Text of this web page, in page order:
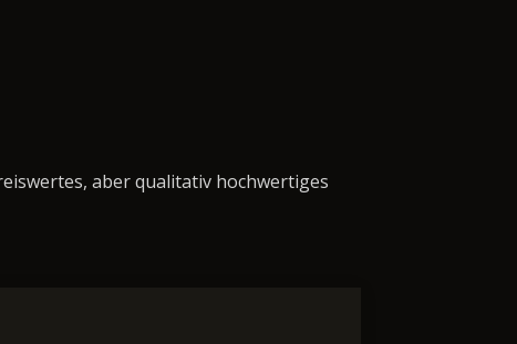
aber qualitativ hochwertiges